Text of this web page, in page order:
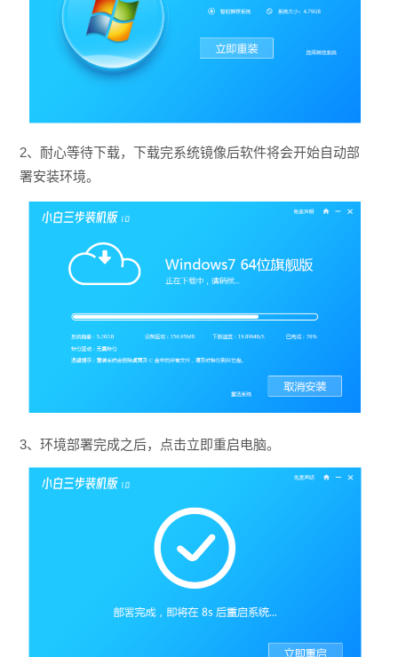
2、耐心等待下载，下载完系统镜像后软件将会开始自动部
署安装环境。
3、环境部署完成之后，点击立即重启电脑。